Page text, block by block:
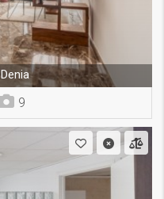
9